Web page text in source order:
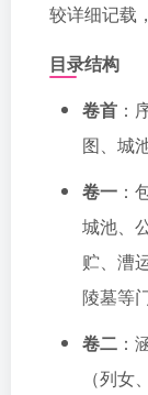
较详细记载
目录结构
卷首 ：
图、城
卷一 ：
城池、
贮、漕
陵墓等
卷二 ：
（列